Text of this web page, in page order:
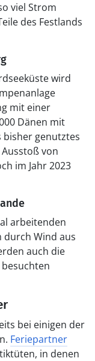
viel Strom
des Festlands
wird
mit einer
Dänen mit
bisher genutztes
von
im Jahr 2023
arbeitenden
durch Wind aus
auch die
bei einigen der
Feriepartner
in denen